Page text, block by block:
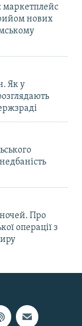
маркетплейс
нових
Як у
Про
операції з